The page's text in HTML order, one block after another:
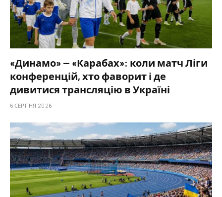
«Динамо» — «Карабах»: коли матч Ліги
конференцій, хто фаворит і де
дивитися трансляцію в Україні
6 СЕРПНЯ 2026